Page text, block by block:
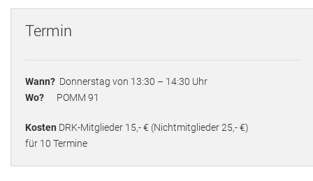
Termin
Wann? Donnerstag von 13:30 – 14:30 Uhr
Wo?
POMM 91
Kosten DRK-Mitglieder 15,- € (Nichtmitglieder 25,- €)
für 10 Termine